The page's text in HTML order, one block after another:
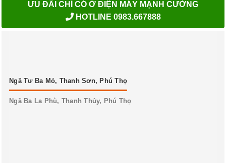
ƯU ĐÃI CHỈ CÓ Ở ĐIỆN MÁY MẠNH CƯỜNG
HOTLINE 0983.667888
Ngã Tư Ba Mỏ, Thanh Sơn, Phú Thọ
Ngã Ba La Phù, Thanh Thủy, Phú Thọ